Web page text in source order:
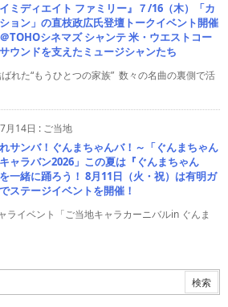
ミディエイト ファミリー』７/16（木）「カ
ョン」の直枝政広氏登壇トークイベント開催
TOHOシネマズ シャンテ 米・ウエストコー
ウンドを支えたミュージシャンたち
れた“もうひとつの家族” 数々の名曲の裏側で活
月14日 : ご当地
サンバ！ぐんまちゃんバ！～「ぐんまちゃん
ャラバン2026」この夏は『ぐんまちゃん
一緒に踊ろう！ 8月11日（火・祝）は有明ガ
ステージイベントを開催！
ライベント「ご当地キャラカーニバルin ぐんま